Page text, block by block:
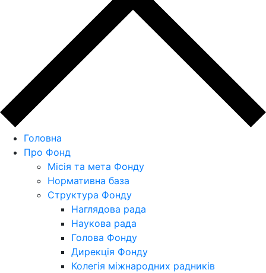
Головна
Про Фонд
Місія та мета Фонду
Нормативна база
Структура Фонду
Наглядова рада
Наукова рада
Голова Фонду
Дирекція Фонду
Колегія міжнародних радників